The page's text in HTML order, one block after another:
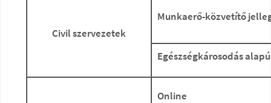
Civil szervezetek
Munkaerő-közvetítő
Egészségkárosodás alapú
Online